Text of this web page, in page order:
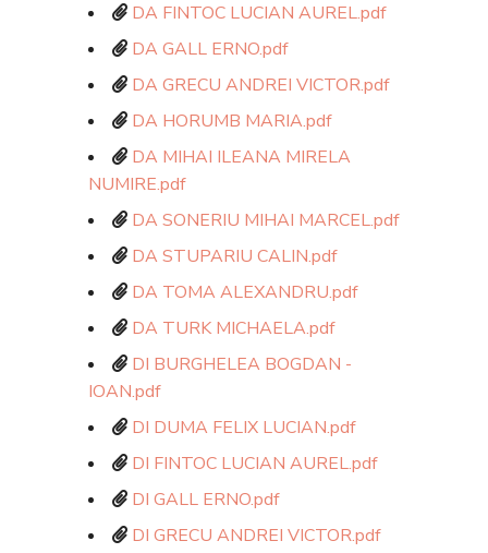
DA FINTOC LUCIAN AUREL.pdf
DA GALL ERNO.pdf
DA GRECU ANDREI VICTOR.pdf
DA HORUMB MARIA.pdf
DA MIHAI ILEANA MIRELA
NUMIRE.pdf
DA SONERIU MIHAI MARCEL.pdf
DA STUPARIU CALIN.pdf
DA TOMA ALEXANDRU.pdf
DA TURK MICHAELA.pdf
DI BURGHELEA BOGDAN -
IOAN.pdf
DI DUMA FELIX LUCIAN.pdf
DI FINTOC LUCIAN AUREL.pdf
DI GALL ERNO.pdf
DI GRECU ANDREI VICTOR.pdf